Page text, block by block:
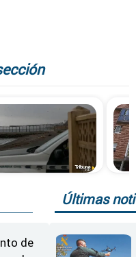
de
Últimas